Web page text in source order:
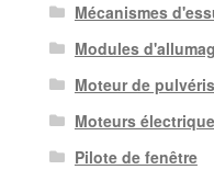
Mécanismes
Modules
Moteur de
Moteurs
Pilote de fenêtre